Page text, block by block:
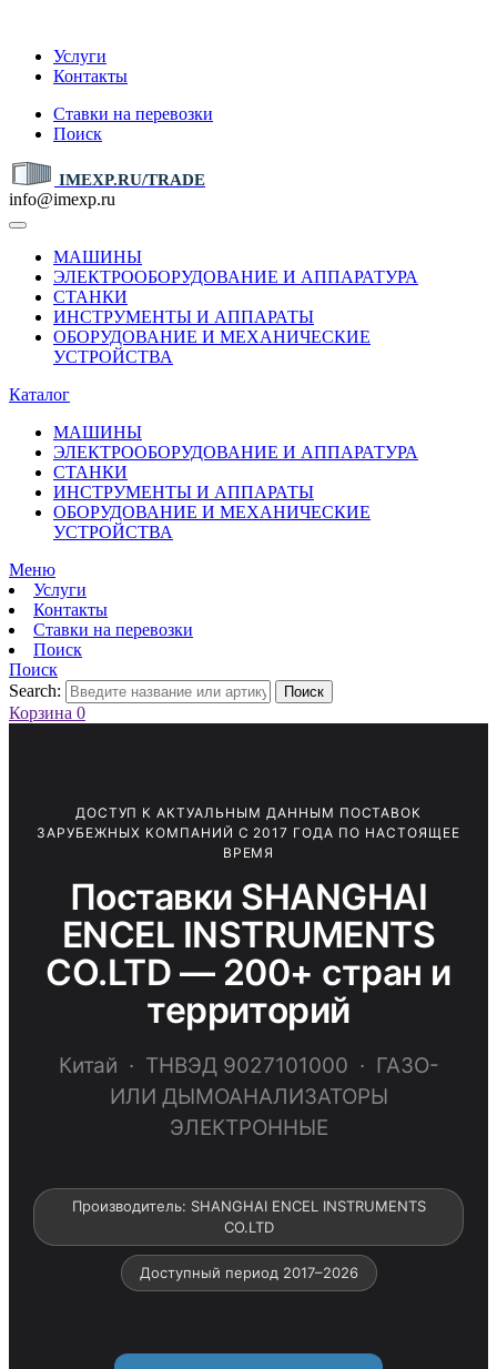
Услуги
Контакты
Ставки на перевозки
Поиск
IMEXP.RU/TRADE
info@imexp.ru
МАШИНЫ
ЭЛЕКТРООБОРУДОВАНИЕ И АППАРАТУРА
СТАНКИ
ИНСТРУМЕНТЫ И АППАРАТЫ
ОБОРУДОВАНИЕ И МЕХАНИЧЕСКИЕ
УСТРОЙСТВА
Каталог
МАШИНЫ
ЭЛЕКТРООБОРУДОВАНИЕ И АППАРАТУРА
СТАНКИ
ИНСТРУМЕНТЫ И АППАРАТЫ
ОБОРУДОВАНИЕ И МЕХАНИЧЕСКИЕ
УСТРОЙСТВА
Меню
Услуги
Контакты
Ставки на перевозки
Поиск
Поиск
Search:
Поиск
Корзина 0
ДОСТУП К АКТУАЛЬНЫМ ДАННЫМ ПОСТАВОК
ЗАРУБЕЖНЫХ КОМПАНИЙ С 2017 ГОДА ПО НАСТОЯЩЕЕ
ВРЕМЯ
Поставки SHANGHAI
ENCEL INSTRUMENTS
CO.LTD — 200+ стран и
территорий
Китай · ТНВЭД 9027101000 · ГАЗО-
ИЛИ ДЫМОАНАЛИЗАТОРЫ
ЭЛЕКТРОННЫЕ
Производитель: SHANGHAI ENCEL INSTRUMENTS
CO.LTD
Доступный период 2017–2026